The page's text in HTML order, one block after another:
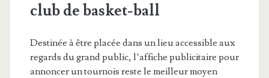
club de basket-ball
Destinée à être placée dans un lieu accessible aux
regards du grand public, l’affiche publicitaire pour
annoncer un tournois reste le meilleur moyen